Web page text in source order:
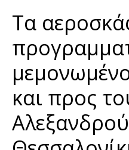
Τα
και προς